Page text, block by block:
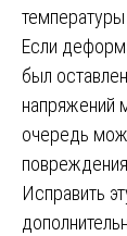
температуры
Если
был
напряжений
очередь
повреждения.
Исправить